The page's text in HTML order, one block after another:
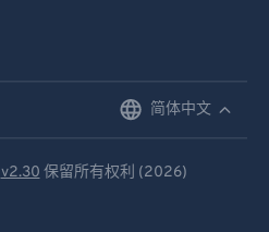
简体中文
v2.30 保留所有权利 (2026)